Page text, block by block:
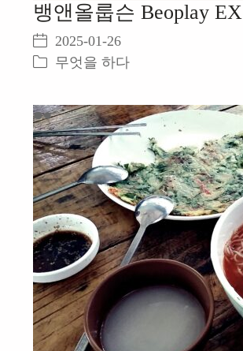
뱅앤올룹슨 Beoplay EX
2025-01-26
무엇을 하다